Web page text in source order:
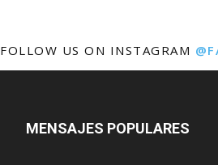
FOLLOW US ON INSTAGRAM
MENSAJES POPULARES